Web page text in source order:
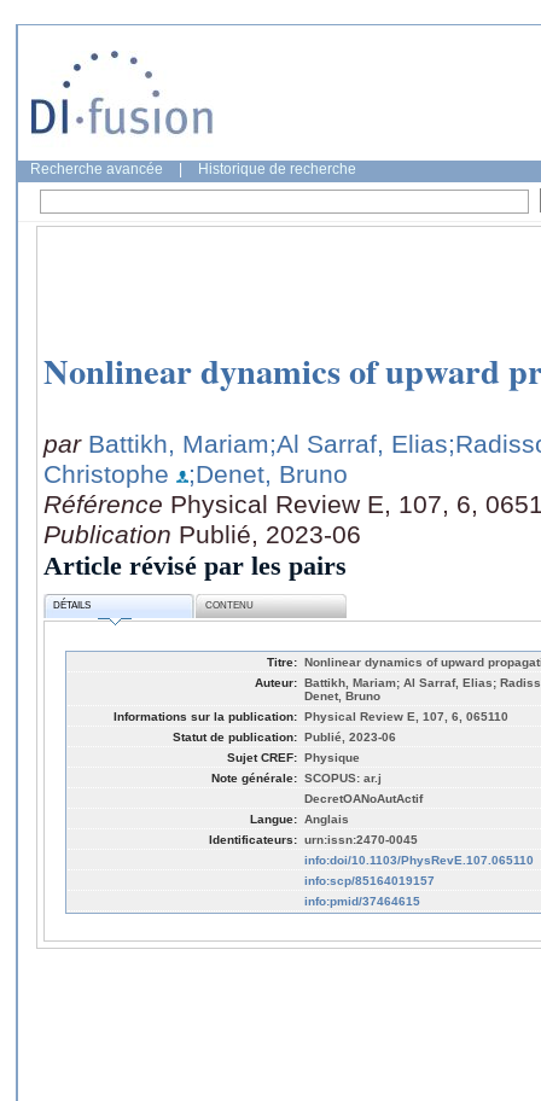
Recherche avancée Historique de recherche
Nonlinear dynamics of upward
par Battikh, Mariam;Al Sarraf, Elias
Christophe
;Denet, Bruno
Référence Physical Review E, 107, 6,
Publication Publié, 2023-06
Article révisé par les pairs
DÉTAILS CONTENU
Titre: Nonlinear dynamics of upward
Auteur: Battikh, Mariam; Al Sarraf, Elias;
Denet, Bruno
Informations sur la publication: Physical Review E, 107, 6, 065110
Statut de publication: Publié, 2023-06
Sujet CREF: Physique
Note générale: SCOPUS: ar.j
DecretOANoAutActif
Langue: Anglais
Identificateurs: urn:issn:2470-0045
info:doi/10.1103/PhysRevE.107.065110
info:scp/85164019157
info:pmid/37464615